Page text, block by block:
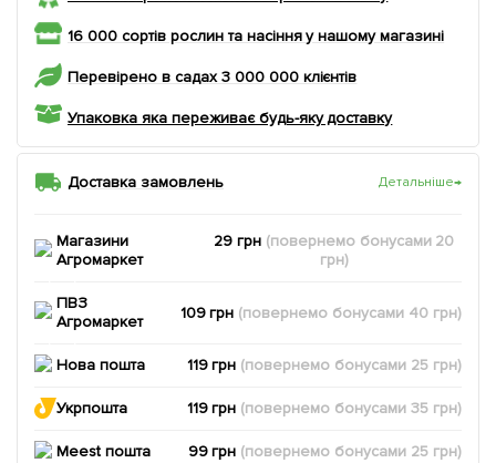
16 000 сортів рослин та насіння у нашому магазині
Перевірено в садах 3 000 000 клієнтів
Упаковка яка переживає будь-яку доставку
Доставка замовлень Детальніше→
Магазини
Агромаркет
29 грн (повернемобонусами 20
грн)
ПВЗ
Агромаркет
109 грн (повернемо бонусами 40 грн)
Нова пошта 119 грн (повернемо бонусами 25 грн)
Укрпошта 119 грн (повернемо бонусами35 грн)
Meest пошта 99 грн (повернемо бонусами 25 грн)